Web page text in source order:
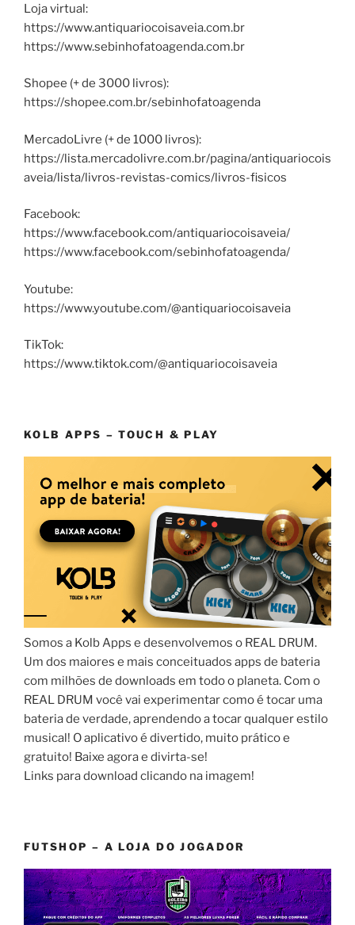
Loja virtual:
https://www.antiquariocoisaveia.com.br
https://www.sebinhofatoagenda.com.br
Shopee (+ de 3000 livros):
https://shopee.com.br/sebinhofatoagenda
MercadoLivre (+ de 1000 livros):
https://lista.mercadolivre.com.br/pagina/antiquariocois
aveia/lista/livros-revistas-comics/livros-fisicos
Facebook:
https://www.facebook.com/antiquariocoisaveia/
https://www.facebook.com/sebinhofatoagenda/
Youtube:
https://www.youtube.com/@antiquariocoisaveia
TikTok:
https://www.tiktok.com/@antiquariocoisaveia
KOLB APPS – TOUCH & PLAY
Somos a Kolb Apps e desenvolvemos o REAL DRUM.
Um dos maiores e mais conceituados apps de bateria
com milhões de downloads em todo o planeta. Com o
REAL DRUM você vai experimentar como é tocar uma
bateria de verdade, aprendendo a tocar qualquer estilo
musical! O aplicativo é divertido, muito prático e
gratuito! Baixe agora e divirta-se!
Links para download clicando na imagem!
FUTSHOP – A LOJA DO JOGADOR